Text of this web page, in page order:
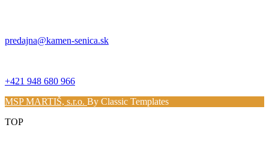
predajna@kamen-senica.sk
+421 948 680 966
MSP MARTIŠ, s.r.o. By Classic Templates
TOP